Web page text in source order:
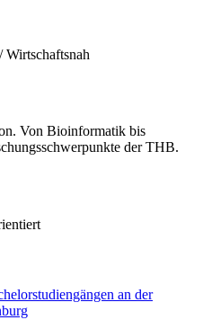
Von Bioinformatik bis
der THB.